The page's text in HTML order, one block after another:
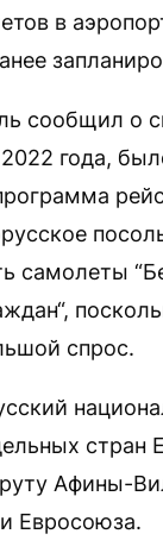
в
сообщил о
года,
самолеты
спрос.
стран
Афины-
Евросоюза.